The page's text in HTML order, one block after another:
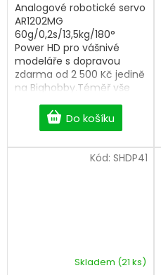
Do košíku
Analogové robotické servo
AR1202MG
60g/0,2s/13,5kg/180°
Power HD pro vášnivé
modeláře s dopravou
zdarma od 2 500 Kč jedině
na Bighobby.Téměř vše
skladem, ihned k odeslání.
Skladem (21 ks)
Kód: SHDP41